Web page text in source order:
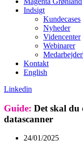
Indsigt
Kundecases
Nyheder
Videncenter
Webinarer
Kontakt
English
Linkedin
Guide: Det skal du
datascanner
24/01/2025